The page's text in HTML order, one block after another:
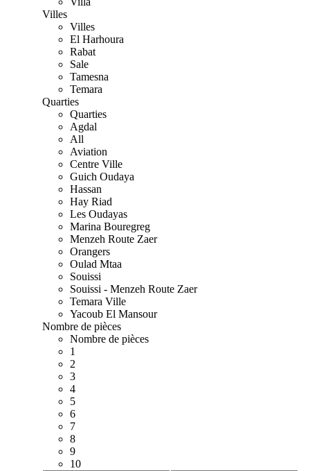
Villes
Villes
El Harhoura
Rabat
Sale
Tamesna
Temara
Quarties
Quarties
Agdal
All
Aviation
Centre Ville
Guich Oudaya
Hassan
Hay Riad
Les Oudayas
Marina Bouregreg
Menzeh Route Zaer
Orangers
Oulad Mtaa
Souissi
Souissi - Menzeh Route Zaer
Temara Ville
Yacoub El Mansour
Nombre de pièces
Nombre de pièces
1
2
3
4
5
6
7
8
9
10